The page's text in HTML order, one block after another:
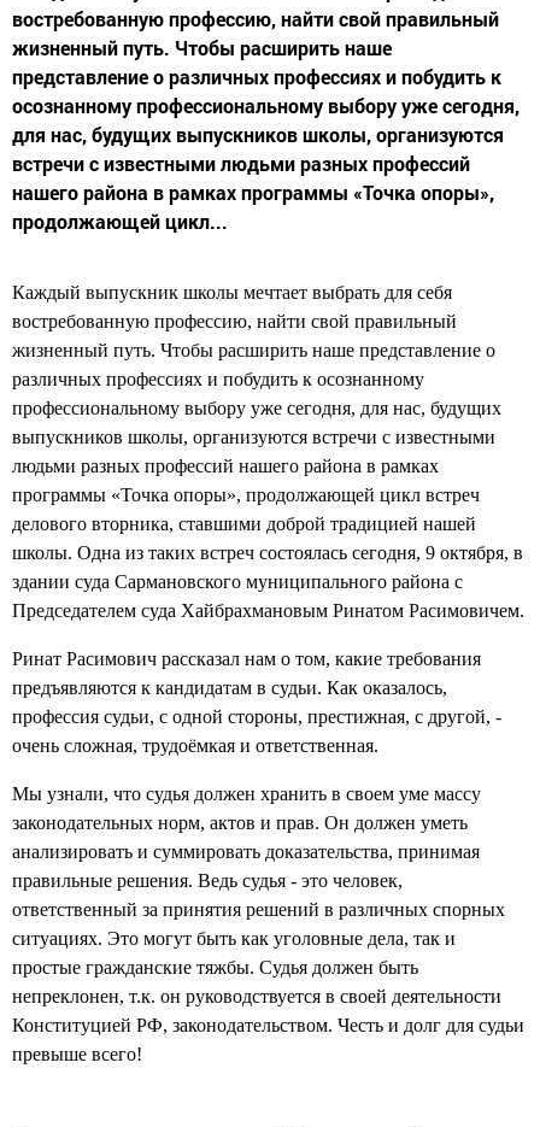
востребованную профессию, найти свой правильный
жизненный путь. Чтобы расширить наше
представление о различных профессиях и побудить к
осознанному профессиональному выбору уже сегодня,
для нас, будущих выпускников школы, организуются
встречи с известными людьми разных профессий
нашего района в рамках программы «Точка опоры»,
продолжающей цикл...
Каждый выпускник школы мечтает выбрать для себя
востребованную профессию, найти свой правильный
жизненный путь. Чтобы расширить наше представление о
различных профессиях и побудить к осознанному
профессиональному выбору уже сегодня, для нас, будущих
выпускников школы, организуются встречи с известными
людьми разных профессий нашего района в рамках
программы «Точка опоры», продолжающей цикл встреч
делового вторника, ставшими доброй традицией нашей
школы. Одна из таких встреч состоялась сегодня, 9 октября, в
здании суда Сармановского муниципального района с
Председателем суда Хайбрахмановым Ринатом Расимовичем.
Ринат Расимович рассказал нам о том, какие требования
предъявляются к кандидатам в судьи. Как оказалось,
профессия судьи, с одной стороны, престижная, с другой, -
очень сложная, трудоёмкая и ответственная.
Мы узнали, что судья должен хранить в своем уме массу
законодательных норм, актов и прав. Он должен уметь
анализировать и суммировать доказательства, принимая
правильные решения. Ведь судья - это человек,
ответственный за принятия решений в различных спорных
ситуациях. Это могут быть как уголовные дела, так и
простые гражданские тяжбы. Судья должен быть
непреклонен, т.к. он руководствуется в своей деятельности
Конституцией РФ, законодательством. Честь и долг для судьи
превыше всего!